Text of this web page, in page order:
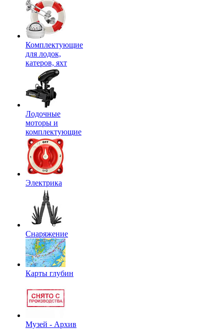
Комплектующие
для лодок,
катеров, яхт
Лодочные
моторы и
комплектующие
Электрика
Снаряжение
Карты глубин
Музей - Архив